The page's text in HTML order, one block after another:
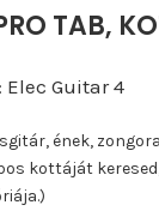
TAB,
Guitar 4
ének,
kottáját